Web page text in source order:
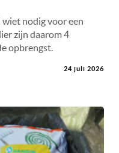
nodig voor een
zijn daarom 4
opbrengst.
24 juli 2026